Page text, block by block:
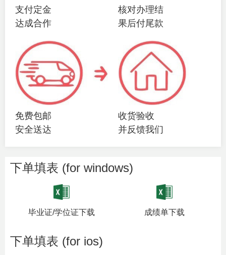
支付定金
达成合作
核对办理结
果后付尾款
免费包邮
安全送达
收货验收
并反馈我们
下单填表 (for windows)
毕业证/学位证下载 成绩单下载
下单填表 (for ios)